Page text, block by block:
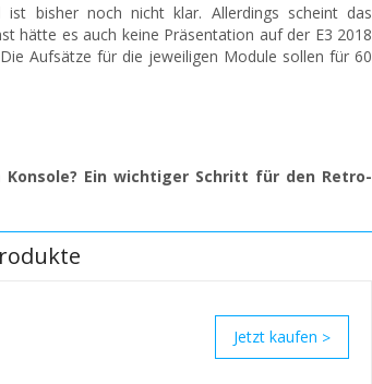
bisher noch nicht klar. Allerdings scheint das
hätte es auch keine Präsentation auf der E3 2018
Aufsätze für die jeweiligen Module sollen für 60
Ein wichtiger Schritt für den Retro-
>